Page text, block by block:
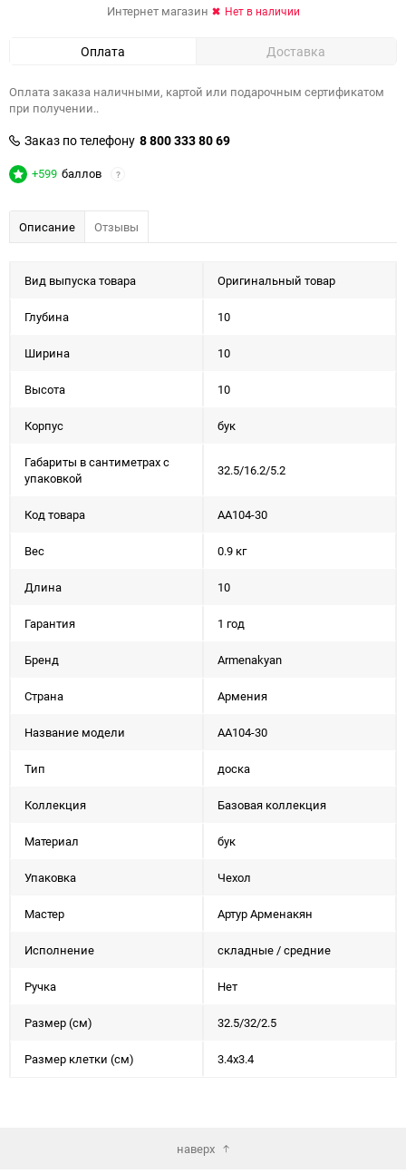
Интернет магазин Нет в наличии
Оплата Доставка
Оплата заказа наличными, картой или подарочным сертификатом
при получении..
Заказ по телефону 8 800 333 80 69
+599 баллов ?
Описание Отзывы
Вид выпуска товара Оригинальный товар
Глубина 10
Ширина 10
Высота 10
Корпус бук
Габариты в сантиметрах с
упаковкой
32.5/16.2/5.2
Код товара AA104-30
Вес 0.9 кг
Длина 10
Гарантия 1 год
Бренд Armenakyan
Страна Армения
Название модели AA104-30
Тип доска
Коллекция Базовая коллекция
Материал бук
Упаковка Чехол
Мастер Артур Арменакян
Исполнение складные / средние
Ручка Нет
Размер (см) 32.5/32/2.5
Размер клетки (см) 3.4x3.4
наверх